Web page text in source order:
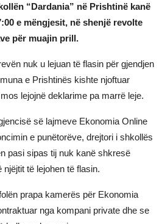
“Dardania” në Prishtinë kanë
e mëngjesit, në shenjë revolte
për muajin prill.
nuk u lejuan të flasin për gjendjen
e Prishtinës kishte njoftuar
lejojnë deklarime pa marrë leje.
së lajmeve Ekonomia Online
e punëtorëve, drejtori i shkollës
pasi sipas tij nuk kanë shkresë
të lejohen të flasin.
prapa kamerës për Ekonomia
nga kompani private dhe se